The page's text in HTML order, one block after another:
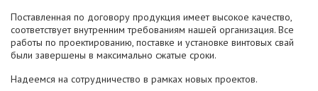
Поставленная по договору продукция имеет высокое качество,
соответствует внутренним требованиям нашей организация. Все
работы по проектированию, поставке и установке винтовых свай
были завершены в максимально сжатые сроки.
Надеемся на сотрудничество в рамках новых проектов.​